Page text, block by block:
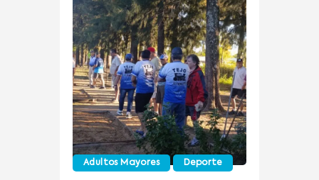
Adultos Mayores Deporte